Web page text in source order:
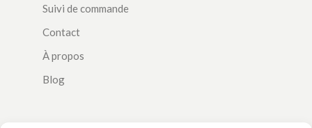
Suivi de commande
Contact
À propos
Blog